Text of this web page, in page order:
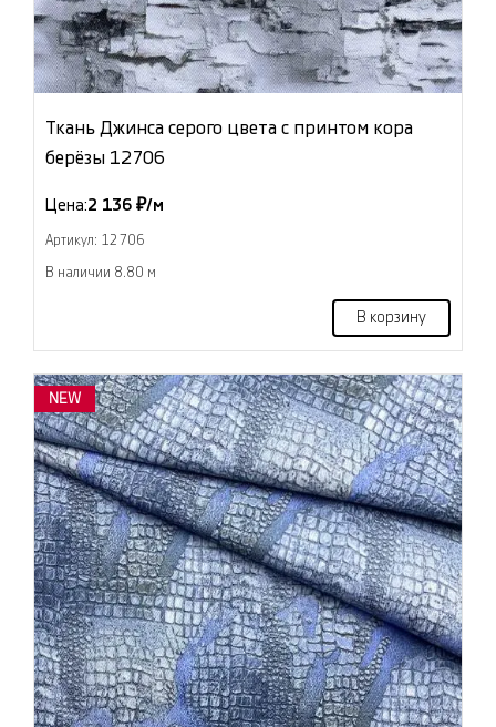
Ткань Джинса серого цвета с принтом кора
берёзы 12706
Цена:2 136 ₽/м
Артикул: 12706
В наличии 8.80 м
В корзину
NEW